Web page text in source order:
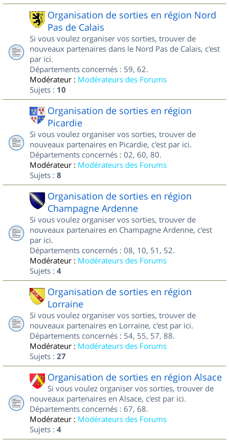
Organisation de sorties en région Nord
Pas de Calais
Si vous voulez organiser vos sorties, trouver de
nouveaux partenaires dans le Nord Pas de Calais, c'est
par ici.
Départements concernés : 59, 62.
Modérateur : Modérateurs des Forums
Sujets : 10
Organisation de sorties en région
Picardie
Si vous voulez organiser vos sorties, trouver de
nouveaux partenaires en Picardie, c'est par ici.
Départements concernés : 02, 60, 80.
Modérateur : Modérateurs des Forums
Sujets : 8
Organisation de sorties en région
Champagne Ardenne
Si vous voulez organiser vos sorties, trouver de
nouveaux partenaires en Champagne Ardenne, c'est
par ici.
Départements concernés : 08, 10, 51, 52.
Modérateur : Modérateurs des Forums
Sujets : 4
Organisation de sorties en région
Lorraine
Si vous voulez organiser vos sorties, trouver de
nouveaux partenaires en Lorraine, c'est par ici.
Départements concernés : 54, 55, 57, 88.
Modérateur : Modérateurs des Forums
Sujets : 27
Organisation de sorties en région Alsace
Si vous voulez organiser vos sorties, trouver de
nouveaux partenaires en Alsace, c'est par ici.
Départements concernés : 67, 68.
Modérateur : Modérateurs des Forums
Sujets : 4